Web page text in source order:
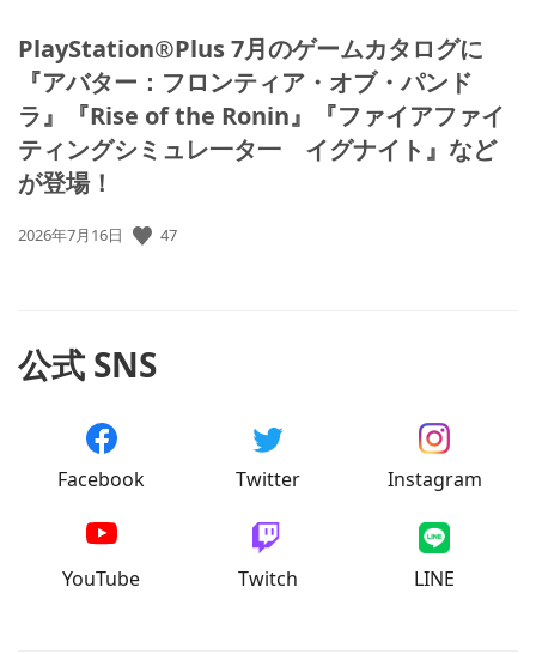
PlayStation®Plus 7月のゲームカタログに
『アバター：フロンティア・オブ・パンド
ラ』『Rise of the Ronin』『ファイアファイ
ティングシミュレ一タ一 イグナイト』など
が登場！
公
2026年7月16日 47
公式 SNS
Facebook Twitter Instagram
YouTube Twitch LINE